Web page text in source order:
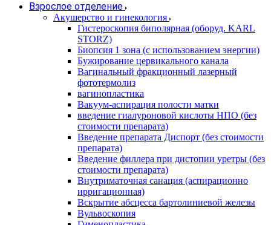
Взрослое отделение
Акушерство и гинекология
Гистероскопия биполярная (оборуд. KARL
STORZ)
Биопсия 1 зона (с использованием энергии)
Бужирование цервикального канала
Вагинальный фракционный лазерный
фототермолиз
вагинопластика
Вакуум-аспирация полости матки
введение гиалуроновой кислоты НПО (без
стоимости препарата)
Введение препарата Диспорт (без стоимости
препарата)
Введение филлера при дистопии уретры (без
стоимости препарата)
Внутриматочная санация (аспирационно
ирригационная)
Вскрытие абсцесса бартолиниевой железы
Вульвоскопия